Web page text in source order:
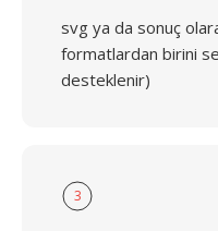
svg ya da sonuç
formatlardan birini
desteklenir)
3